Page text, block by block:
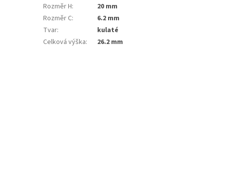
Rozměr H:
20 mm
Rozměr C:
6.2 mm
Tvar:
kulaté
Celková výška: 26.2 mm